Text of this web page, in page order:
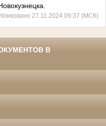
27.11.2024 09:37 (МСК)
В